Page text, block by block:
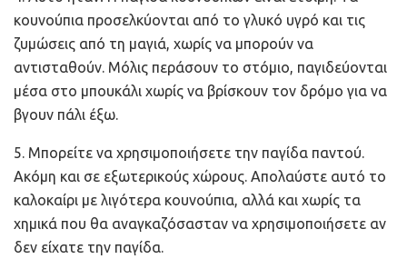
κουνούπια προσελκύονται από το γλυκό υγρό και τις
ζυμώσεις από τη μαγιά, χωρίς να μπορούν να
αντισταθούν. Μόλις περάσουν το στόμιο, παγιδεύονται
μέσα στο μπουκάλι χωρίς να βρίσκουν τον δρόμο για να
βγουν πάλι έξω.
5. Μπορείτε να χρησιμοποιήσετε την παγίδα παντού.
Ακόμη και σε εξωτερικούς χώρους. Απολαύστε αυτό το
καλοκαίρι με λιγότερα κουνούπια, αλλά και χωρίς τα
χημικά που θα αναγκαζόσασταν να χρησιμοποιήσετε αν
δεν είχατε την παγίδα.